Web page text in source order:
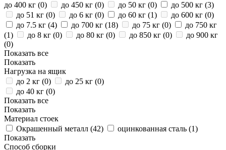
до 400 кг (0) до 450 кг (0) до 50 кг (0) до 500 кг (3)
до 51 кг (0) до 6 кг (0) до 60 кг (1) до 600 кг (0)
до 7.5 кг (4) до 700 кг (18) до 75 кг (0)
до 750 кг
(1) до 8 кг (0) до 80 кг (0) до 850 кг (0)
до 900 кг
(0)
Показать все
Показать
Нагрузка на ящик
до 2 кг (0) до 25 кг (0)
до 40 кг (0)
Показать все
Показать
Материал стоек
Окрашенный металл (42) оцинкованная сталь (1)
Показать
Способ сборки